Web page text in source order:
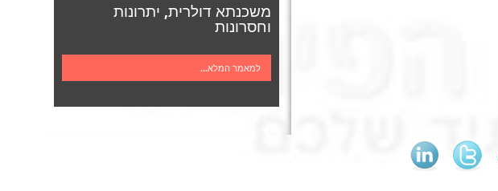
משכנתא דולרית, יתרונות
וחסרונות
למאמר המלא...